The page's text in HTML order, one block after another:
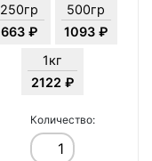
250гр
663 ₽
500гр
1093 ₽
1кг
2122 ₽
Количество: